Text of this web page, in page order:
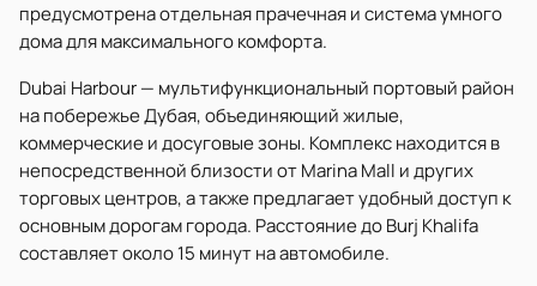
предусмотрена отдельная прачечная и система умного
дома для максимального комфорта.
Dubai Harbour — мультифункциональный портовый район
на побережье Дубая, объединяющий жилые,
коммерческие и досуговые зоны. Комплекс находится в
непосредственной близости от Marina Mall и других
торговых центров, а также предлагает удобный доступ к
основным дорогам города. Расстояние до Burj Khalifa
составляет около 15 минут на автомобиле.